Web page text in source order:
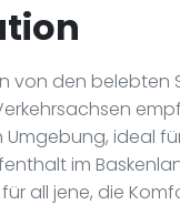
von den
ideal
im
all jene, die